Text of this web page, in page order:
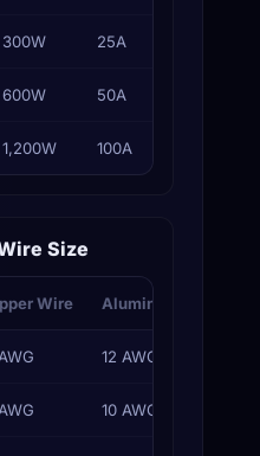
300W 25A
600W 50A
1,200W 100A
Size
Wire Aluminum Wire
12 AWG
10 AWG